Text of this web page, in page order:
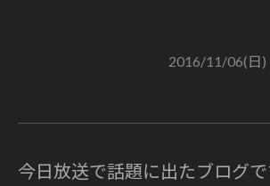
2016/11/06(日)
今日放送で話題に出たブログ